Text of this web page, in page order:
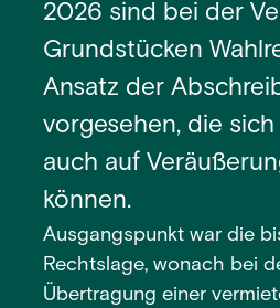
2026 sind bei der
Grundstücken
Ansatz der
vorgesehen, die
auch auf
können.
Ausgangspunkt war die
Rechtslage, wonach bei
Übertragung einer